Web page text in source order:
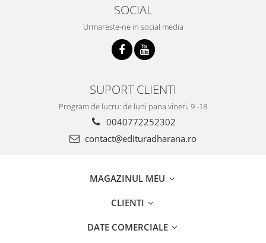
SOCIAL
Urmareste-ne in social media
SUPORT CLIENTI
Program de lucru: de luni pana vineri, 9 -18
0040772252302
contact@edituradharana.ro
MAGAZINUL MEU
CLIENTI
DATE COMERCIALE